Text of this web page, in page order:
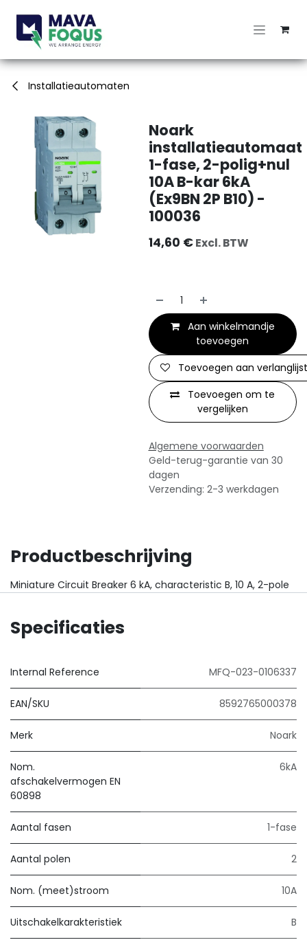
Installatieautomaten
Noark
installatieautomaat
1-fase, 2-polig+nul
10A B-kar 6kA
(Ex9BN 2P B10) -
100036
14,60 €Excl. BTW
Aan winkelmandje
toevoegen
Toevoegen om te
vergelijken
Toevoegen aan verlanglijst
Algemene voorwaarden
Geld-terug-garantie van 30
dagen
Verzending: 2-3 werkdagen
Productbeschrijving
Miniature Circuit Breaker 6 kA, characteristic B, 10 A, 2-pole
Specificaties
Internal Reference MFQ-023-0106337
EAN/SKU 8592765000378
Merk Noark
Nom.
afschakelvermogen EN
60898
6kA
Aantal fasen 1-fase
Aantal polen 2
Nom. (meet)stroom 10A
Uitschakelkarakteristiek B